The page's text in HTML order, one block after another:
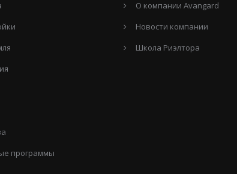
программы
О компании Avangard
Новости компании
Школа Риэлтора